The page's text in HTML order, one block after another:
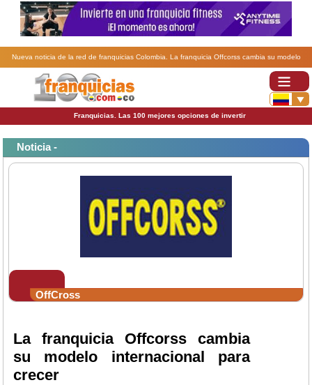
Nueva noticia de la red de franquicias Colombia. La franquicia Offcorss cambia su modelo
Franquicias. Las 100 mejores opciones de invertir
Noticia -
OffCross
La franquicia Offcorss cambia
su modelo internacional para
crecer